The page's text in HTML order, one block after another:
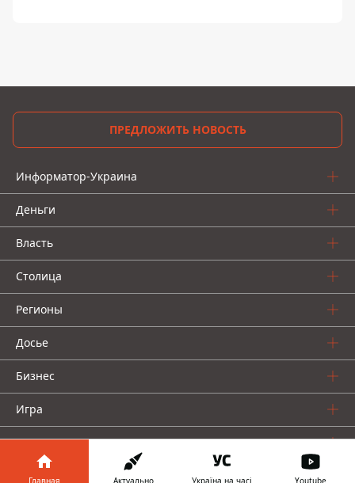
ПРЕДЛОЖИТЬ НОВОСТЬ
Информатор-Украина
Деньги
Власть
Столица
Регионы
Досье
Бизнес
Игра
О нас
Главная Актуально Україна на часі Youtube